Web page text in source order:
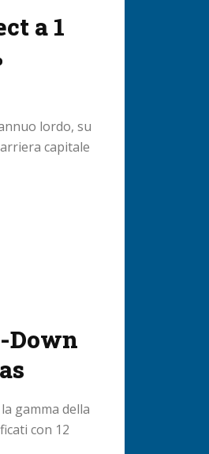
a 1
lordo, su
capitale
Down
gamma della
con 12